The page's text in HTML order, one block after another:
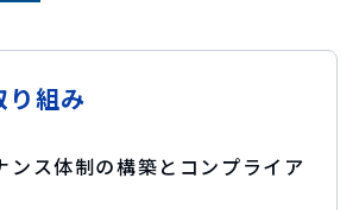
り組み
ンス体制の構築とコンプライア